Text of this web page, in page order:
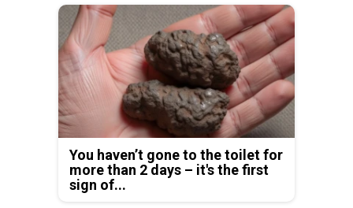
You haven’t gone to the toilet for
more than 2 days – it's the first
sign of...